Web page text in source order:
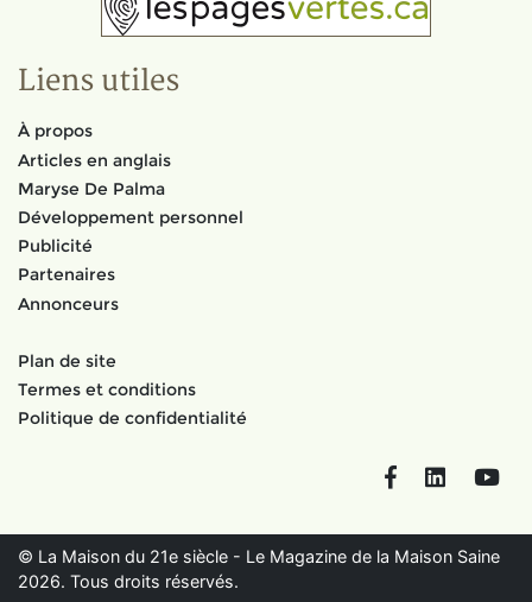
Liens utiles
À propos
Articles en anglais
Maryse De Palma
Développement personnel
Publicité
Partenaires
Annonceurs
Plan de site
Termes et conditions
Politique de confidentialité
FacebookLinkedIn
© La Maison du 21e siècle - Le Magazine de la Maison Saine
2026. Tous droits réservés.